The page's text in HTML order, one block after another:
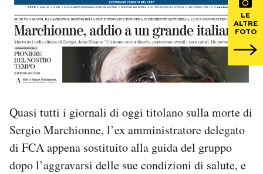
PODCAST
NEWSLETTER
I MIEI PREFERITI
SHOP
LE
ALTRE
FOTO
Quasi tutti i giornali di oggi titolano sulla morte di
Sergio Marchionne, l’ex amministratore delegato
di FCA appena sostituito alla guida del gruppo
dopo l’aggravarsi delle sue condizioni di salute, e